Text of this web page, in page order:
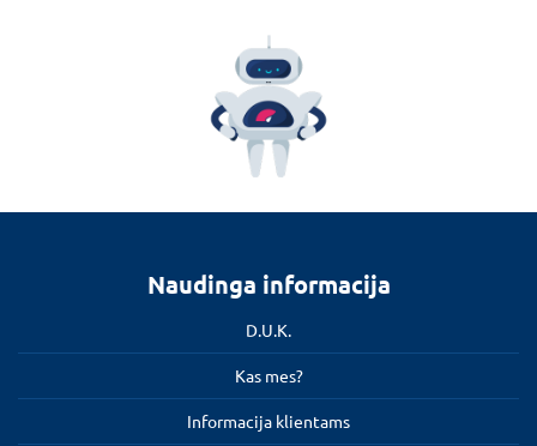
Naudinga informacija
D.U.K.
Kas mes?
Informacija klientams